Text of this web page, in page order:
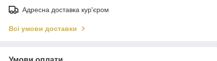
Адресна доставка кур'єром
Всі умови доставки